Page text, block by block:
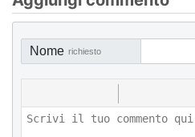
Nome richiesto